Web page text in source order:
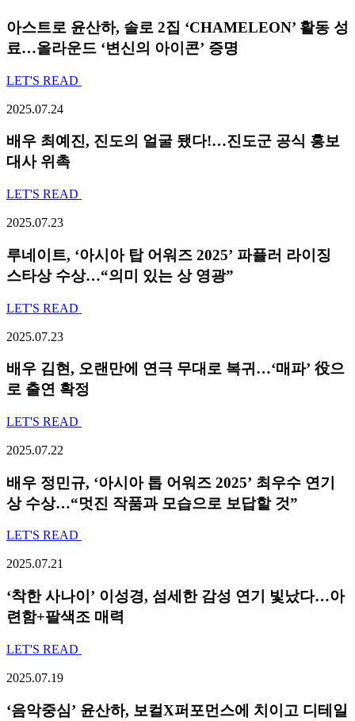
아스트로 윤산하, 솔로 2집 ‘CHAMELEON’ 활동 성
료…올라운드 ‘변신의 아이콘’ 증명
LET'S READ
2025.07.24
배우 최예진, 진도의 얼굴 됐다!…진도군 공식 홍보
대사 위촉
LET'S READ
2025.07.23
루네이트, ‘아시아 탑 어워즈 2025’ 파퓰러 라이징
스타상 수상…“의미 있는 상 영광”
LET'S READ
2025.07.23
배우 김현, 오랜만에 연극 무대로 복귀…‘매파’ 役으
로 출연 확정
LET'S READ
2025.07.22
배우 정민규, ‘아시아 톱 어워즈 2025’ 최우수 연기
상 수상…“멋진 작품과 모습으로 보답할 것”
LET'S READ
2025.07.21
‘착한 사나이’ 이성경, 섬세한 감성 연기 빛났다…아
련함+팔색조 매력
LET'S READ
2025.07.19
‘음악중심’ 윤산하, 보컬X퍼포먼스에 치이고 디테일